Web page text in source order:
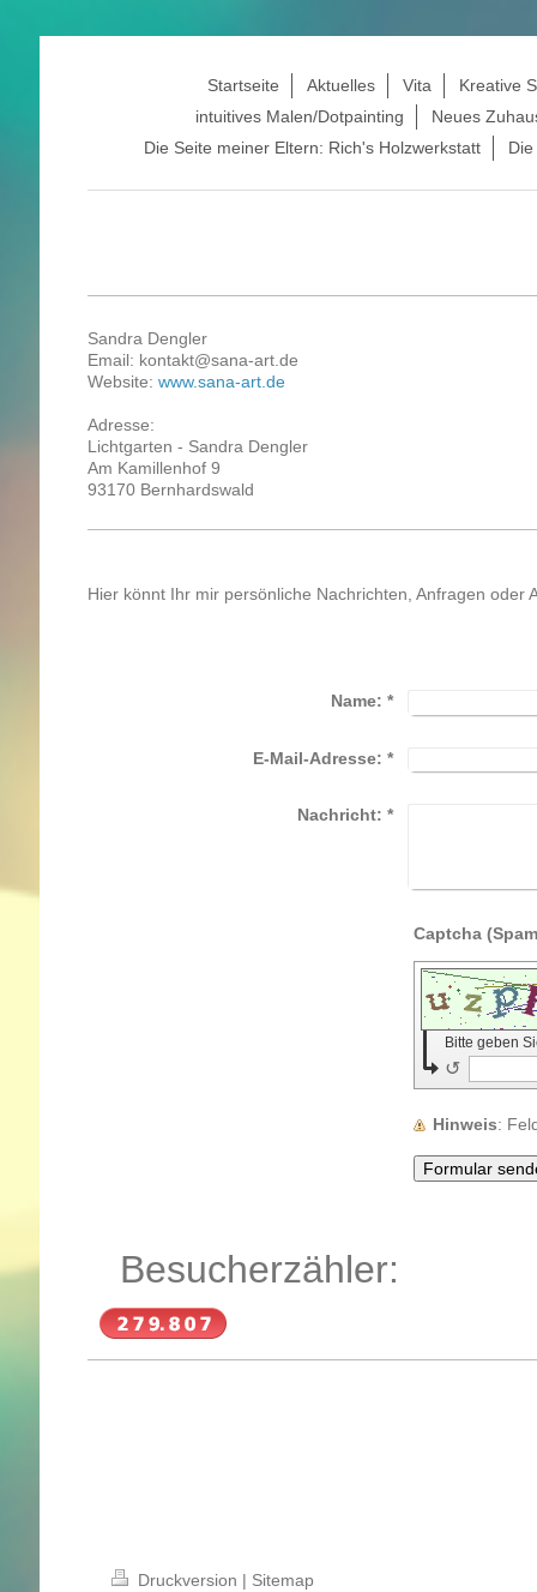
Startseite Aktuelles Vita
Kreative
intuitives Malen/Dotpainting
Neues
Die Seite meiner Eltern: Rich's Holzwerkstatt
Sandra Dengler
Email: kontakt@sana-art.de
Website: www.sana-art.de
Adresse:
Lichtgarten - Sandra Dengler
Am Kamillenhof 9
93170 Bernhardswald
Hier könnt Ihr mir persönliche Nachrichten, Anfragen oder
Name: *
E-Mail-Adresse: *
Nachricht: *
Bitte geben
↺
Hinweis :
Besucherzähler:
Druckversion | Sitemap